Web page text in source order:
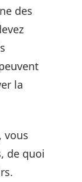
des
la
vous
de quoi